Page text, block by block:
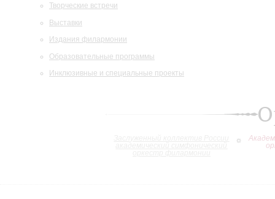
Творческие встречи
Выставки
Издания филармонии
Образовательные программы
Инклюзивные и специальные проекты